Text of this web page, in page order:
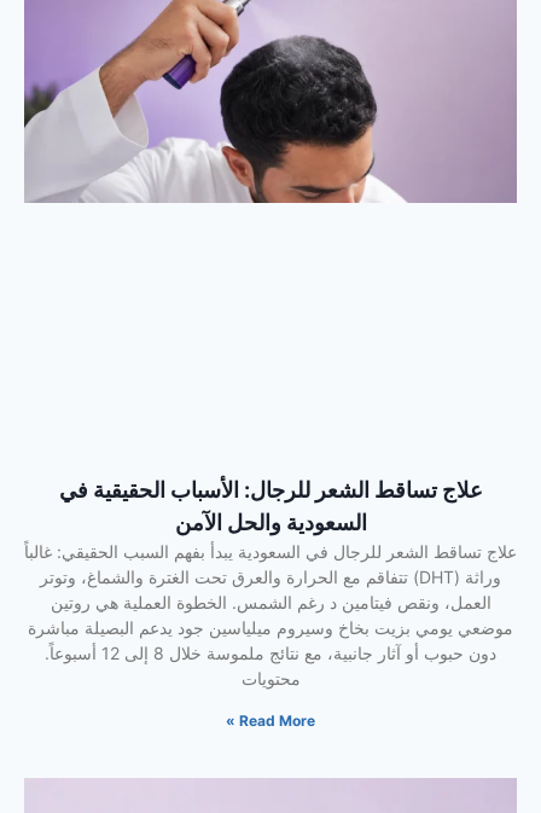
علاج تساقط الشعر للرجال: الأسباب الحقيقية في
السعودية والحل الآمن
علاج تساقط الشعر للرجال في السعودية يبدأ بفهم السبب الحقيقي: غالباً
وراثة (DHT) تتفاقم مع الحرارة والعرق تحت الغترة والشماغ، وتوتر
العمل، ونقص فيتامين د رغم الشمس. الخطوة العملية هي روتين
موضعي يومي بزيت بخاخ وسيروم ميلياسين جود يدعم البصيلة مباشرة
دون حبوب أو آثار جانبية، مع نتائج ملموسة خلال 8 إلى 12 أسبوعاً.
محتويات
Read More »